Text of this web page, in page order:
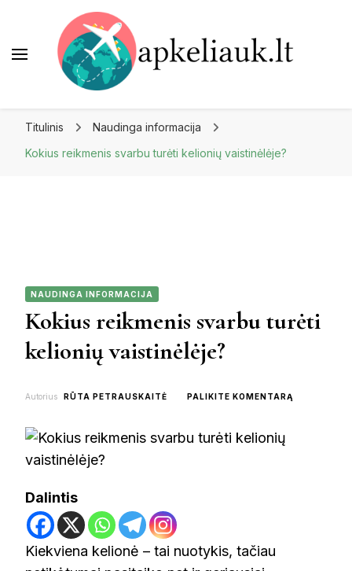
Titulinis
Naudinga informacija
Kokius reikmenis svarbu turėti kelionių vaistinėlėje?
NAUDINGA INFORMACIJA
Kokius reikmenis svarbu turėti
kelionių vaistinėlėje?
Autorius RŪTA PETRAUSKAITĖ PALIKITE KOMENTARĄ
Dalintis
Kiekviena kelionė – tai nuotykis, tačiau